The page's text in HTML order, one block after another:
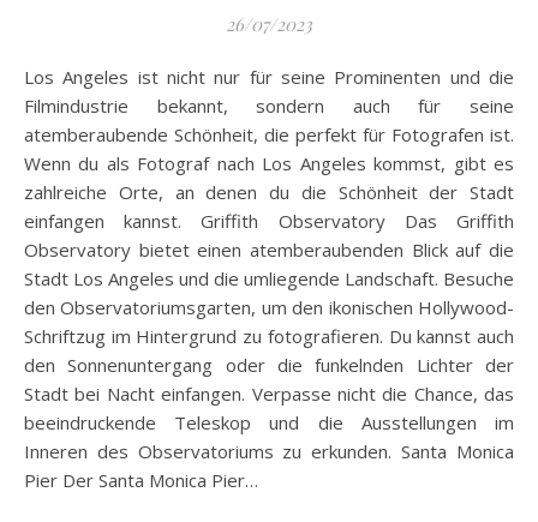
26/07/2023
Los Angeles ist nicht nur für seine Prominenten und die
Filmindustrie bekannt, sondern auch für seine
atemberaubende Schönheit, die perfekt für Fotografen ist.
Wenn du als Fotograf nach Los Angeles kommst, gibt es
zahlreiche Orte, an denen du die Schönheit der Stadt
einfangen kannst. Griffith Observatory Das Griffith
Observatory bietet einen atemberaubenden Blick auf die
Stadt Los Angeles und die umliegende Landschaft. Besuche
den Observatoriumsgarten, um den ikonischen Hollywood-
Schriftzug im Hintergrund zu fotografieren. Du kannst auch
den Sonnenuntergang oder die funkelnden Lichter der
Stadt bei Nacht einfangen. Verpasse nicht die Chance, das
beeindruckende Teleskop und die Ausstellungen im
Inneren des Observatoriums zu erkunden. Santa Monica
Pier Der Santa Monica Pier…